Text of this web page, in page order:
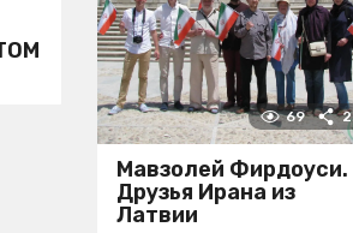
69 2
Мавзолей Фирдоуси.
Друзья Ирана из
Латвии